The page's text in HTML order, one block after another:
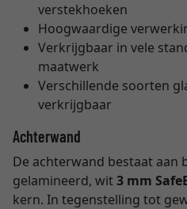
verstekhoeken
Hoogwaardige
Verkrijgbaar in vele
maatwerk
Verschillende soorten
verkrijgbaar
Achterwand
De achterwand bestaat aan
gelamineerd, wit3 mm
kern. In tegenstelling tot